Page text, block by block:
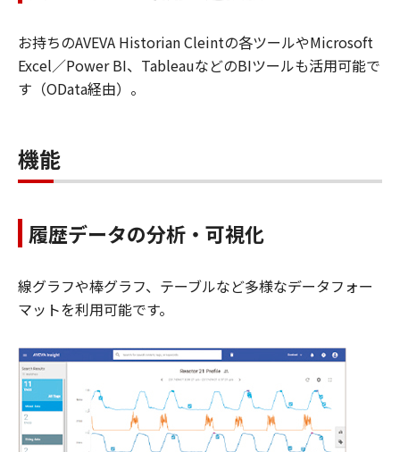
お持ちのAVEVA Historian Cleintの各ツールやMicrosoft
Excel／Power BI、TableauなどのBIツールも活用可能で
す（OData経由）。
機能
履歴データの分析・可視化
線グラフや棒グラフ、テーブルなど多様なデータフォー
マットを利用可能です。